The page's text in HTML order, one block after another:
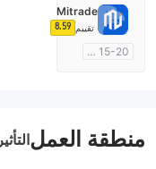
صناعة السوق (MM)
Mitrade
تقييم 8.59
15-20 سنة
منطقة العملالتأثير